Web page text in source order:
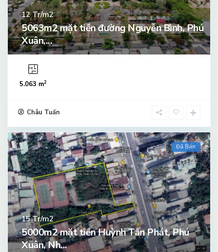
12Tr/m2
5063m2 mặt tiền đường Nguyễn Bình, Phú
Xuân,...
5.063 m2
Châu Tuấn
Đã Bán
15Tr/m2
5000m2 mặt tiền Huỳnh Tấn Phát, Phú
Xuân, Nh...